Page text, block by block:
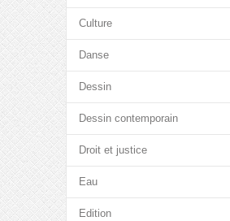
Culture
Danse
Dessin
Dessin contemporain
Droit et justice
Eau
Edition